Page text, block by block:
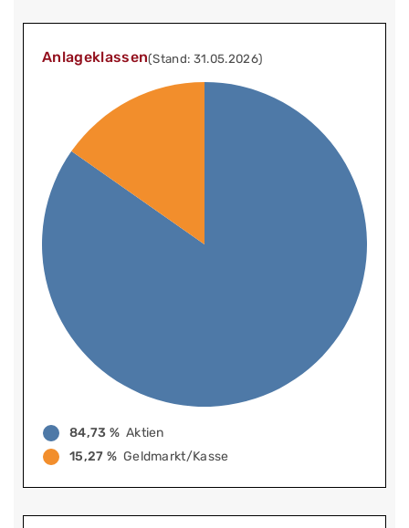
Anlageklassen(Stand: 31.05.2026)
84,73 % Aktien
15,27 % Geldmarkt/Kasse